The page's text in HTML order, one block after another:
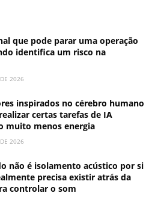
que pode parar uma operação
identifica um risco na
2026
inspirados no cérebro humano
certas tarefas de IA
muito menos energia
2026
não é isolamento acústico por si
precisa existir atrás da
controlar o som